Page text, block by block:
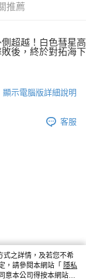
相關給付款項請求債
同意方可使用
本公司不負相關責
本公司將視審查結果
採取法律行動。
查看運費
推薦
超越！白色彗星高
後，終於對拓海下
顯示電腦版詳細說明
客服
式之詳情，及若您不希
，請參閱本網站「 隱私
意本公司得按本網站使